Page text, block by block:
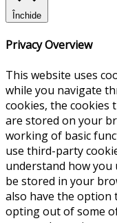
Închide
Privacy Overview
This website uses
while you navigate
cookies, the cookies
are stored on your
working of basic
use third-party
understand how you
be stored in your
also have the option
opting out of some